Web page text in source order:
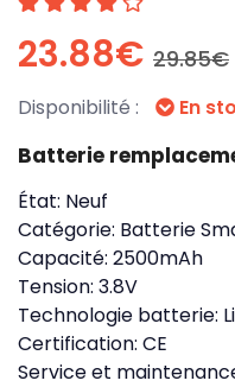
23.88€ 29.85€
Disponibilité : En
Batterie
État: Neuf
Catégorie: Batterie
Capacité: 2500mAh
Tension: 3.8V
Technologie batterie:
Certification: CE
Service et